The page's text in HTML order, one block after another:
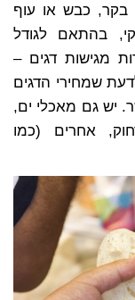
בקר, כבש או עוף
בהתאם לגודל
מגישות דגים –
שמחירי הדגים
יש גם מאכלי ים,
אחרים (כמו